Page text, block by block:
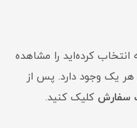
کرده‌اید را مشاهده
هر یک وجود دارد. پس از
سفارش کلیک کنید.